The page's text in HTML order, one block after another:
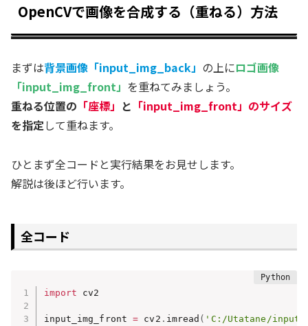
OpenCVで画像を合成する（重ねる）方法
まずは背景画像「input_img_back」 の上にロゴ画像
「input_img_front」 を重ねてみましょう。
重ねる位置の 「座標」 と 「input_img_front」のサイズ
を指定して重ねます。
ひとまず全コードと実行結果をお見せします。
解説は後ほど行います。
全コード
import cv2
input_img_front = cv2 . imread ( 'C:/Utatane/